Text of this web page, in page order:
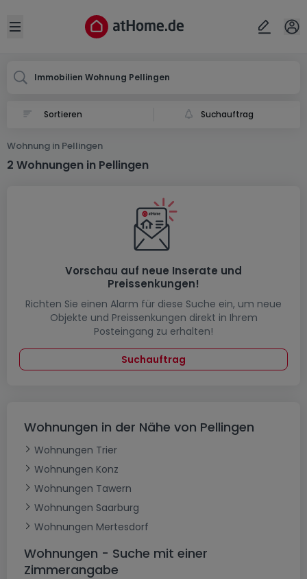
Open sidebar
Immobilien Wohnung Pellingen
Suchauftrag
Wohnung in Pellingen
2 Wohnungen in Pellingen
Vorschau auf neue Inserate und
Preissenkungen!
Richten Sie einen Alarm für diese Suche ein, um neue
Objekte und Preissenkungen direkt in Ihrem
Posteingang zu erhalten!
Suchauftrag
Wohnungen in der Nähe von Pellingen
Wohnungen Trier
Wohnungen Konz
Wohnungen Tawern
Wohnungen Saarburg
Wohnungen Mertesdorf
Wohnungen - Suche mit einer
Zimmerangabe
Ort
Abbrechen ok